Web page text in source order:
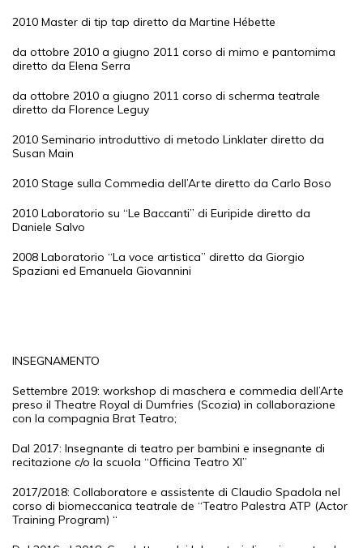
2010 Master di tip tap diretto da Martine Hébette
da ottobre 2010 a giugno 2011 corso di mimo e pantomima
diretto da Elena Serra
da ottobre 2010 a giugno 2011 corso di scherma teatrale
diretto da Florence Leguy
2010 Seminario introduttivo di metodo Linklater diretto da
Susan Main
2010 Stage sulla Commedia dell’Arte diretto da Carlo Boso
2010 Laboratorio su “Le Baccanti” di Euripide diretto da
Daniele Salvo
2008 Laboratorio “La voce artistica” diretto da Giorgio
Spaziani ed Emanuela Giovannini
INSEGNAMENTO
Settembre 2019: workshop di maschera e commedia dell’Arte
preso il Theatre Royal di Dumfries (Scozia) in collaborazione
con la compagnia Brat Teatro;
Dal 2017: Insegnante di teatro per bambini e insegnante di
recitazione c/o la scuola “Officina Teatro XI”
2017/2018: Collaboratore e assistente di Claudio Spadola nel
corso di biomeccanica teatrale de “Teatro Palestra ATP (Actor
Training Program) “